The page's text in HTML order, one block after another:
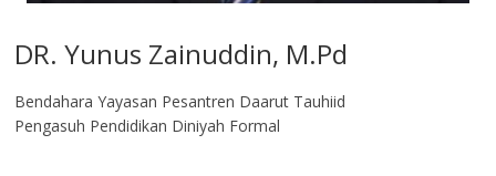
DR. Yunus Zainuddin, M.Pd
Bendahara Yayasan Pesantren Daarut Tauhiid
Pengasuh Pendidikan Diniyah Formal